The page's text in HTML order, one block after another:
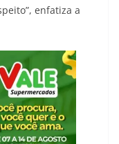
enfatiza a